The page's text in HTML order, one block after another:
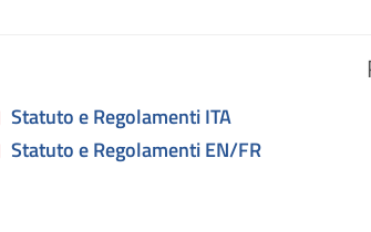
Statuto e Regolamenti ITA
Statuto e Regolamenti EN/FR